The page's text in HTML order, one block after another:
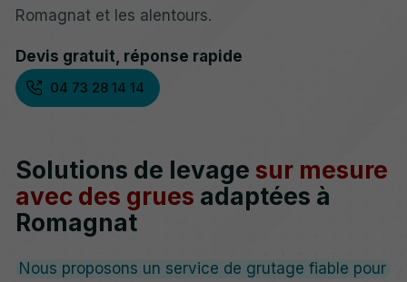
Romagnat et les alentours.
Devis gratuit, réponse rapide
04 73 28 14 14
Solutions de levage sur mesure
avec des grues adaptées à
Romagnat
Nous proposons un service de grutage fiable pour